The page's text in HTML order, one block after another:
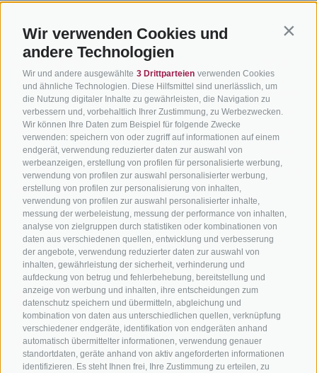
Wir verwenden Cookies und
andere Technologien
Wir und andere ausgewählte 3 Drittparteien verwenden Cookies
und ähnliche Technologien. Diese Hilfsmittel sind unerlässlich, um
die Nutzung digitaler Inhalte zu gewährleisten, die Navigation zu
verbessern und, vorbehaltlich Ihrer Zustimmung, zu Werbezwecken.
Wir können Ihre Daten zum Beispiel für folgende Zwecke
verwenden: speichern von oder zugriff auf informationen auf einem
endgerät, verwendung reduzierter daten zur auswahl von
werbeanzeigen, erstellung von profilen für personalisierte werbung,
verwendung von profilen zur auswahl personalisierter werbung,
erstellung von profilen zur personalisierung von inhalten,
verwendung von profilen zur auswahl personalisierter inhalte,
messung der werbeleistung, messung der performance von inhalten,
analyse von zielgruppen durch statistiken oder kombinationen von
daten aus verschiedenen quellen, entwicklung und verbesserung
der angebote, verwendung reduzierter daten zur auswahl von
inhalten, gewährleistung der sicherheit, verhinderung und
aufdeckung von betrug und fehlerbehebung, bereitstellung und
anzeige von werbung und inhalten, ihre entscheidungen zum
datenschutz speichern und übermitteln, abgleichung und
kombination von daten aus unterschiedlichen quellen, verknüpfung
verschiedener endgeräte, identifikation von endgeräten anhand
automatisch übermittelter informationen, verwendung genauer
standortdaten, geräte anhand von aktiv angeforderten informationen
identifizieren. Es steht Ihnen frei, Ihre Zustimmung zu erteilen, zu
SÜDTIROL
Hotels & Pakete
Urlaubspakete
Unsere Gutscheine
Hot Deals
Bike & Work
BIKEN IN
SÜDTIROL
Mountainbiken in
Südtirol
Rennradfahren in
Südtirol
Radwege in Südtirol
Bikeshops & Verleihe
Bike-Schulen
Tourenzentrale
Kontakt
Anreise
Wetter
Zum
info@bikehotels.it